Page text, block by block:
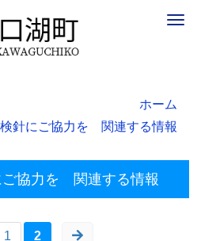
ホーム
針にご協力を 関連する情報
ご協力を 関連する情報
1 2